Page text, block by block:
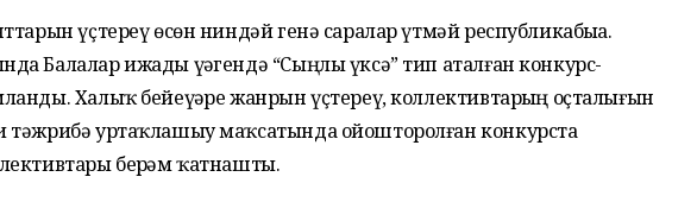
үҫтереү өсөн ниндәй генә саралар үтмәй республикабыҙҙа.
Балалар ижады үҙәгендә “Сыңлы үксә” тип аталған конкурс-
Халыҡ бейеүҙәре жанрын үҫтереү, коллективтарҙың оҫталығын
уртаҡлашыу маҡсатында ойошторолған конкурста
берҙәм ҡатнашты.